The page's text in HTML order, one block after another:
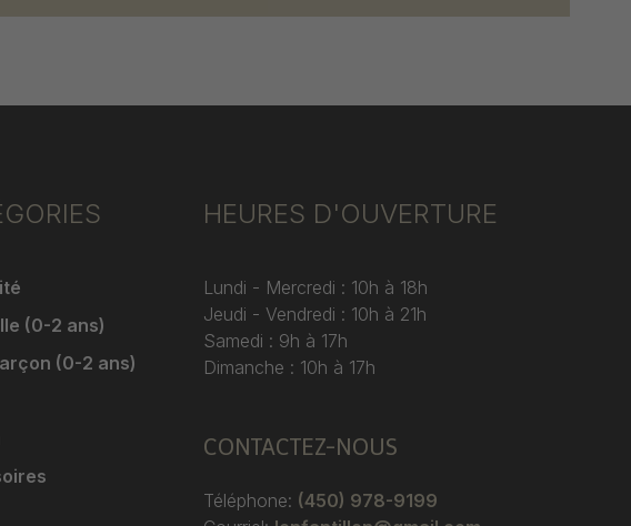
(0-2 ans)
(0-2 ans)
HEURES D'OUVERTURE
Lundi - Mercredi : 10h à 18h
Jeudi - Vendredi : 10h à 21h
Samedi : 9h à 17h
Dimanche : 10h à 17h
CONTACTEZ-NOUS
Téléphone: (450) 978-9199